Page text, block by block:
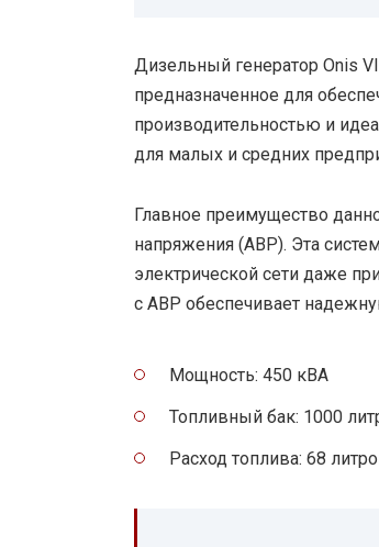
Дизельный генератор Onis
предназначенное для
производительностью и
для малых и средних
Главное преимущество
напряжения (АВР). Эта
электрической сети даже
с АВР обеспечивает
Мощность: 450 кВА
Топливный бак: 1000
Расход топлива: 68